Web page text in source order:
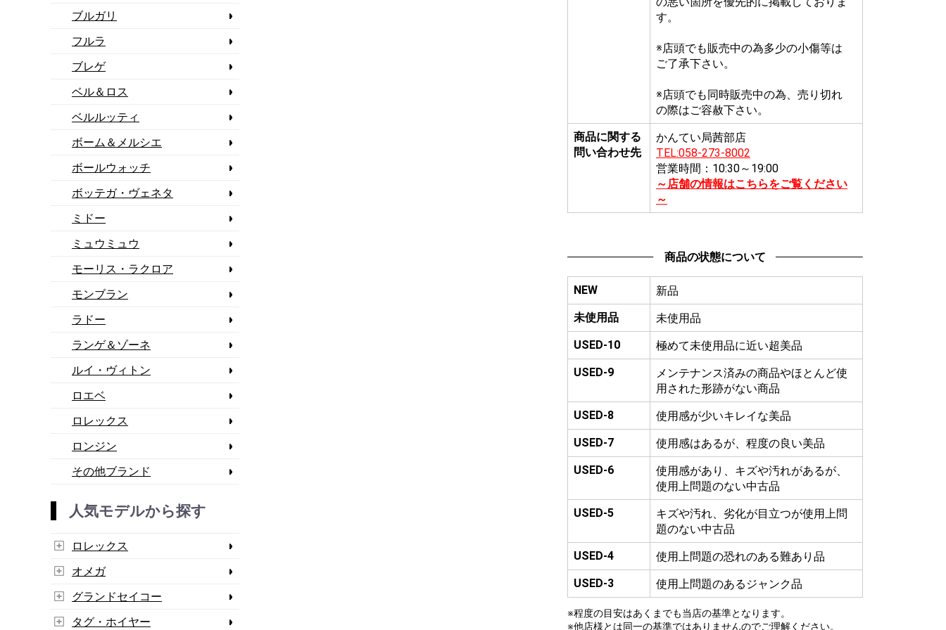
ブルガリ
フルラ
ブレゲ
ベル＆ロス
ベルルッティ
ボーム＆メルシエ
ボールウォッチ
ボッテガ・ヴェネタ
ミドー
ミュウミュウ
モーリス・ラクロア
モンブラン
ラドー
ランゲ＆ゾーネ
ルイ・ヴィトン
ロエベ
ロレックス
ロンジン
その他ブランド
人気モデルから探す
ロレックス
オメガ
グランドセイコー
タグ・ホイヤー
す。
※店頭でも販売中の為多少の小傷等は
ご了承下さい。
※店頭でも同時販売中の為、売り切れ
の際はご容赦下さい。
商品に関する
問い合わせ先
かんてい局茜部店
TEL:058-273-8002
営業時間：10:30～19:00
～店舗の情報はこちらをご覧ください
～
商品の状態について
NEW
新品
未使用品
未使用品
USED-10
極めて未使用品に近い超美品
USED-9
メンテナンス済みの商品やほとんど使
用された形跡がない商品
USED-8
使用感が少いキレイな美品
USED-7
使用感はあるが、程度の良い美品
USED-6
使用感があり、キズや汚れがあるが、
使用上問題のない中古品
USED-5
キズや汚れ、劣化が目立つが使用上問
題のない中古品
USED-4
使用上問題の恐れのある難あり品
USED-3
使用上問題のあるジャンク品
※程度の目安はあくまでも当店の基準となります。
※他店様とは同一の基準ではありませんのでご理解ください。